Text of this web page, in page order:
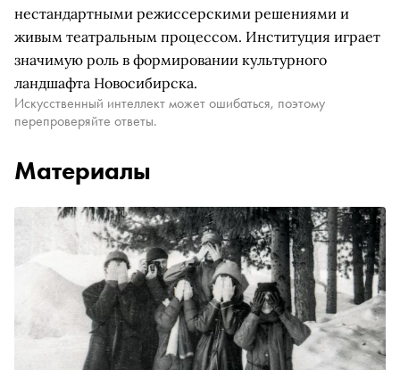
нестандартными режиссерскими решениями и
живым театральным процессом. Институция играет
значимую роль в формировании культурного
ландшафта Новосибирска.
Искусственный интеллект может ошибаться, поэтому
перепроверяйте ответы.
Материалы